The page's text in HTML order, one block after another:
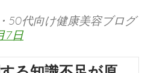
50代向け健康美容ブログ
7日